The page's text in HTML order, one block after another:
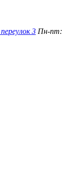
3 Пн-пт: